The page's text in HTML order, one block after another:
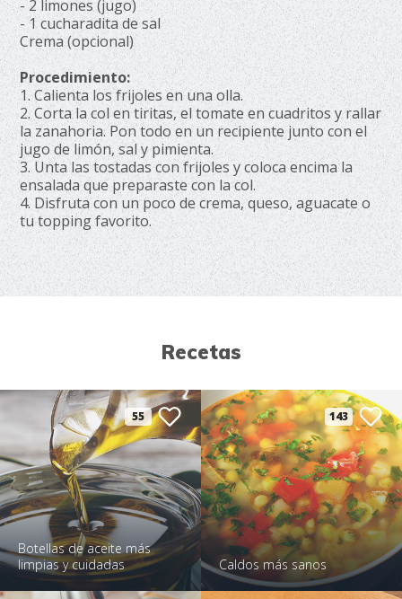
- 2 limones (jugo)
- 1 cucharadita de sal
Crema (opcional)
Procedimiento:
1. Calienta los frijoles en una olla.
2. Corta la col en tiritas, el tomate en cuadritos y rallar
la zanahoria. Pon todo en un recipiente junto con el
jugo de limón, sal y pimienta.
3. Unta las tostadas con frijoles y coloca encima la
ensalada que preparaste con la col.
4. Disfruta con un poco de crema, queso, aguacate o
tu topping favorito.
Recetas
55
Botellas de aceite más
limpias y cuidadas
143
Caldos más sanos